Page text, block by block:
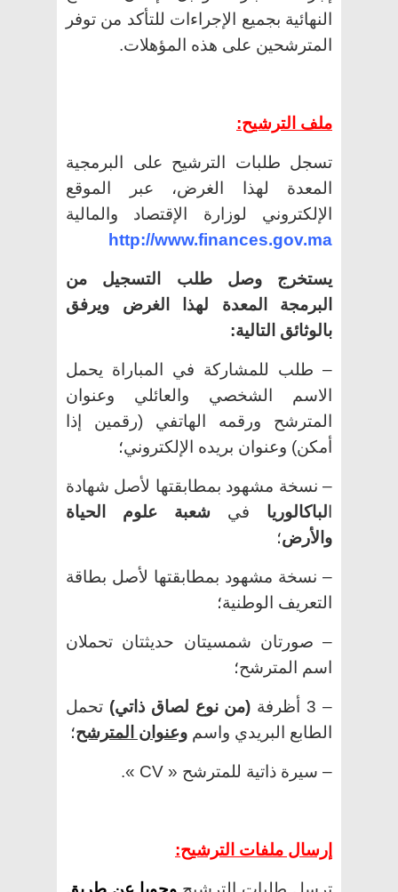
النهائية بجميع الإجراءات للتأكد من توفر
المترشحين على هذه المؤهلات.
ملف الترشيح:
تسجل طلبات الترشيح على البرمجية
المعدة لهذا الغرض، عبر الموقع
الإلكتروني لوزارة الإقتصاد والمالية
http://www.finances.gov.ma
يستخرج وصل طلب التسجيل من
البرمجة المعدة لهذا الغرض ويرفق
بالوثائق التالية:
– طلب للمشاركة في المباراة يحمل
الاسم الشخصي والعائلي وعنوان
المترشح ورقمه الهاتفي (رقمين إذا
أمكن) وعنوان بريده الإلكتروني؛
– نسخة مشهود بمطابقتها لأصل شهادة
لباكالوريا في شعبة علوم الحياة
والأرض؛
– نسخة مشهود بمطابقتها لأصل بطاقة
التعريف الوطنية؛
– صورتان شمسيتان حديثتان تحملان
اسم المترشح؛
– 3 أ ظرفة (من نوع لصاق ذاتي) تحمل
الطابع البريدي واسم وعنوان المترشح؛
– سيرة ذاتية للمترشح « CV ».
إرسال ملفات الترشيح: